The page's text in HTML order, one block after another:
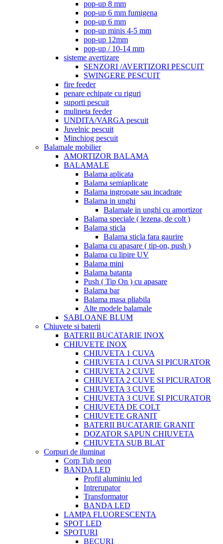
pop-up 8 mm
pop-up 6 mm fumigena
pop-up 6 mm
pop-up minis 4-5 mm
pop-up 12mm
pop-up / 10-14 mm
sisteme avertizare
SENZORI /AVERTIZORI PESCUIT
SWINGERE PESCUIT
fire feeder
penare echipate cu riguri
suporti pescuit
mulineta feeder
UNDITA/VARGA pescuit
Juvelnic pescuit
Minchiog pescuit
Balamale mobilier
AMORTIZOR BALAMA
BALAMALE
Balama aplicata
Balama semiaplicate
Balama ingropate sau incadrate
Balama in unghi
Balamale in unghi cu amortizor
Balama speciale ( lezena, de colt )
Balama sticla
Balama sticla fara gaurire
Balama cu apasare ( tip-on, push )
Balama cu lipire UV
Balama mini
Balama batanta
Push ( Tip On ) cu apasare
Balama bar
Balama masa pliabila
Alte modele balamale
SABLOANE BLUM
Chiuvete si baterii
BATERII BUCATARIE INOX
CHIUVETE INOX
CHIUVETA 1 CUVA
CHIUVETA 1 CUVA SI PICURATOR
CHIUVETA 2 CUVE
CHIUVETA 2 CUVE SI PICURATOR
CHIUVETA 3 CUVE
CHIUVETA 3 CUVE SI PICURATOR
CHIUVETA DE COLT
CHIUVETE GRANIT
BATERII BUCATARIE GRANIT
DOZATOR SAPUN CHIUVETA
CHIUVETA SUB BLAT
Corpuri de iluminat
Corp Tub neon
BANDA LED
Profil aluminiu led
Intrerupator
Transformator
BANDA LED
LAMPA FLUORESCENTA
SPOT LED
SPOTURI
BECURI